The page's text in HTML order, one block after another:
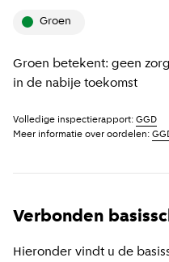
groen
Groen betekent: geen zorg over actuele situatie of situatie
in de nabije toekomst
Volledige inspectierapport: GGD
Meer informatie over oordelen:
Verbonden
Hieronder vindt u de